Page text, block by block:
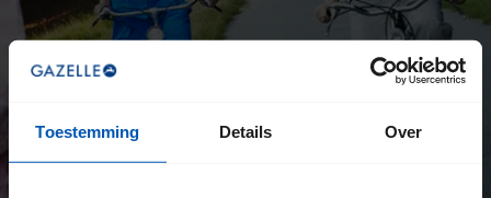
Toestemming Details Over